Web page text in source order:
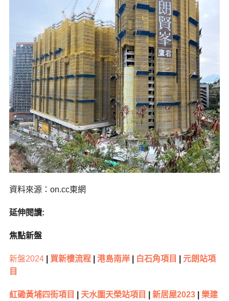
資料來源：on.cc東網
延伸閱讀:
焦點新盤
新盤2024| 買新樓流程| 港島南岸| 白石角項目
元朗站項
目
紅磡黃埔四街項目 天水圍天榮站項目 新居屋2023| 樂建